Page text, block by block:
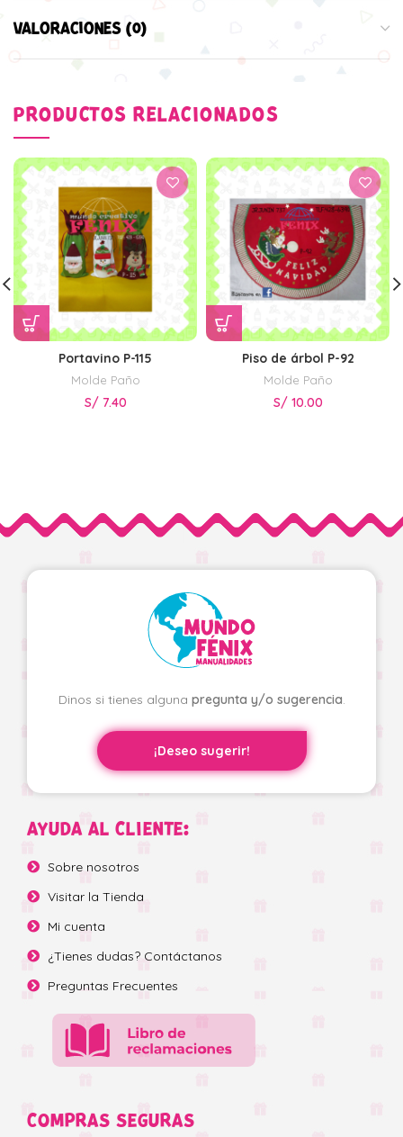
VALORACIONES (0)
PRODUCTOS RELACIONADOS
Portavino P-115
Molde Paño
S/7.40
Piso de árbol P-92
Molde Paño
S/10.00
Dinos si tienes alguna pregunta y/o sugerencia.
¡Deseo sugerir!
AYUDA AL CLIENTE:
Sobre nosotros
Visitar la Tienda
Mi cuenta
¿Tienes dudas? Contáctanos
Preguntas Frecuentes
COMPRAS SEGURAS